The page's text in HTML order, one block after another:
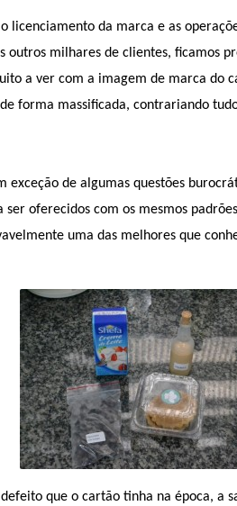
licenciamento da marca e as
outros milhares de clientes, ficamos
a ver com a imagem de marca do
forma massificada, contrariando
exceção de algumas questões
oferecidos com os mesmos
uma das melhores que
que o cartão tinha na época, a